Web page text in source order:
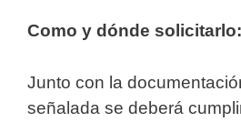
Como y dónde solicitarlo:
Junto con la
señalada se deberá